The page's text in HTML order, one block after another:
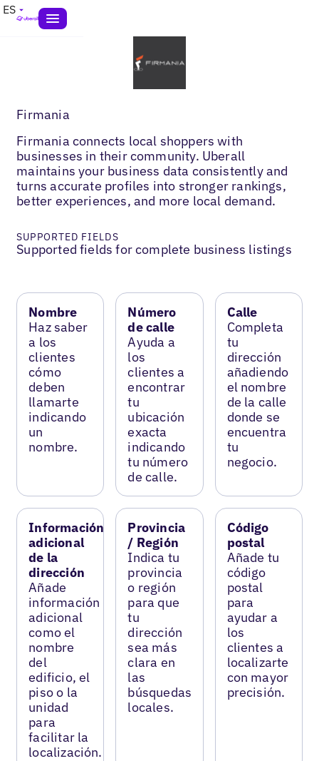
ES
Firmania
Firmania connects local shoppers with
businesses in their community. Uberall
maintains your business data consistently and
turns accurate profiles into stronger rankings,
better experiences, and more local demand.
SUPPORTED FIELDS
Supported fields for complete business listings
Nombre
Haz saber
a los
clientes
cómo
deben
llamarte
indicando
un
nombre.
Número
de calle
Ayuda a
los
clientes a
encontrar
tu
ubicación
exacta
indicando
tu número
de calle.
Calle
Completa
tu
dirección
añadiendo
el nombre
de la calle
donde se
encuentra
tu
negocio.
Información
adicional
de la
dirección
Añade
información
adicional
como el
nombre
del
edificio, el
piso o la
unidad
para
facilitar la
localización.
Provincia
/ Región
Indica tu
provincia
o región
para que
tu
dirección
sea más
clara en
las
búsquedas
locales.
Código
postal
Añade tu
código
postal
para
ayudar a
los
clientes a
localizarte
con mayor
precisión.